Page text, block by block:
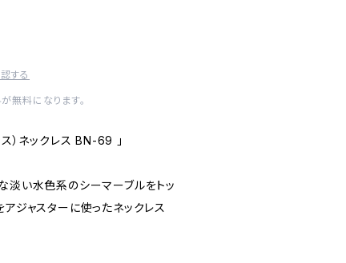
する
料になります。
）ネックレス BN-69 」
淡い水色系のシーマーブルをトッ
ジャスターに使ったネックレス